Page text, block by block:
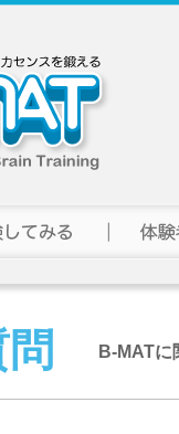
B-MATに